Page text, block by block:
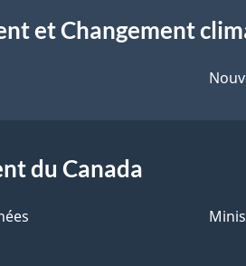
et Changement
du Canada